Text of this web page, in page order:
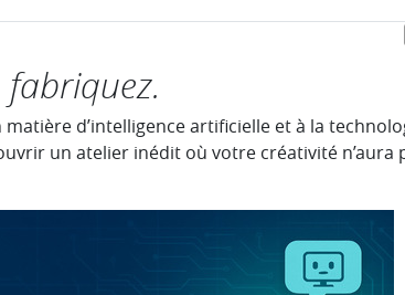
fabriquez.
d’intelligence artificielle et à la
un atelier inédit où votre créativité n’aura